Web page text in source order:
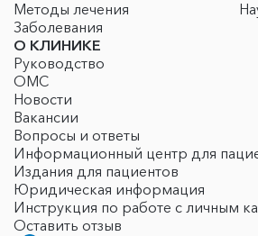
Методы лечения
Заболевания
О КЛИНИКЕ
Руководство
ОМС
Новости
Вакансии
Вопросы и ответы
Информационный центр для
Издания для пациентов
Юридическая информация
Инструкция по работе с личным
Оставить отзыв